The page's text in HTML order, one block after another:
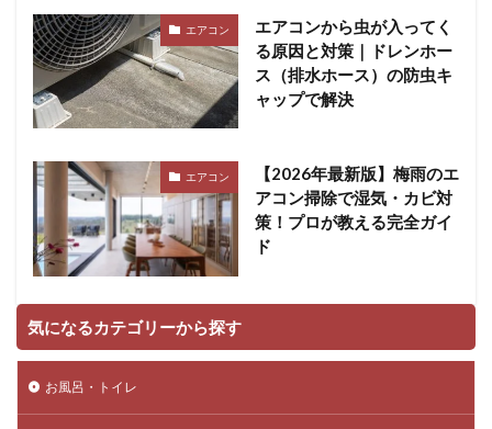
エアコン
エアコンから虫が入ってく
る原因と対策｜ドレンホー
ス（排水ホース）の防虫キ
ャップで解決
エアコン
【2026年最新版】梅雨のエ
アコン掃除で湿気・カビ対
策！プロが教える完全ガイ
ド
気になるカテゴリーから探す
お風呂・トイレ